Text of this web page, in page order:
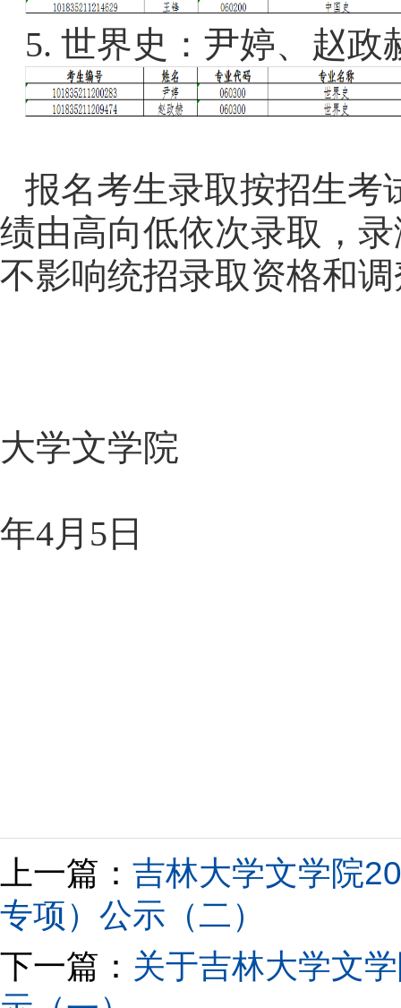
5. 世界史：尹婷、赵政
报名考生录取按招生考
绩由高向低依次录取，
不影响统招录取资格和
大学文学院
年4月5日
上一篇： 吉林大学文学院
专项）公示（二）
下一篇： 关于吉林大学文